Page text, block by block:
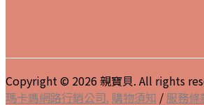
Copyright © 2026 親寶貝. All rights
瑪卡鎷網路行銷公司. 購物須知 / 服務條